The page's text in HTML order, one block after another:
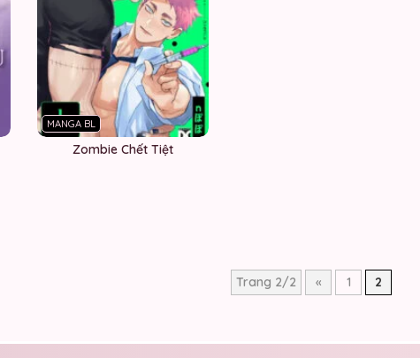
MANGA BL
Zombie Chết Tiệt
Trang 2/2 « 1 2